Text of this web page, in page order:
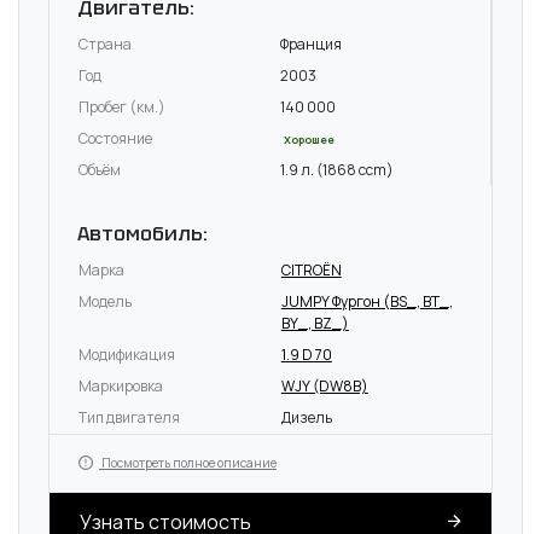
Двигатель:
Страна
Франция
Год
2003
Пробег (км.)
140 000
Состояние
Хорошее
Объём 1.9 л. (1868 ccm)
Автомобиль:
Марка
CITROËN
Модель
JUMPY Фургон (BS_, BT_,
BY_, BZ_)
Модификация
1.9 D 70
Маркировка
WJY (DW8B)
Тип двигателя
Дизель
Посмотреть полное описание
Узнать стоимость